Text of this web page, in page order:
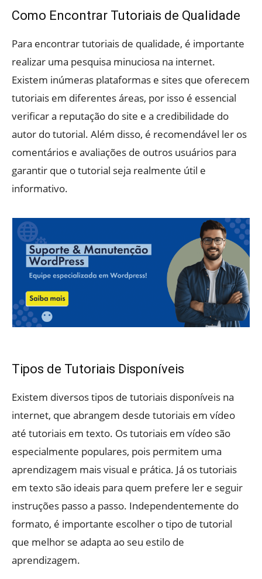
Como Encontrar Tutoriais de Qualidade
Para encontrar tutoriais de qualidade, é importante
realizar uma pesquisa minuciosa na internet.
Existem inúmeras plataformas e sites que oferecem
tutoriais em diferentes áreas, por isso é essencial
verificar a reputação do site e a credibilidade do
autor do tutorial. Além disso, é recomendável ler os
comentários e avaliações de outros usuários para
garantir que o tutorial seja realmente útil e
informativo.
Tipos de Tutoriais Disponíveis
Existem diversos tipos de tutoriais disponíveis na
internet, que abrangem desde tutoriais em vídeo
até tutoriais em texto. Os tutoriais em vídeo são
especialmente populares, pois permitem uma
aprendizagem mais visual e prática. Já os tutoriais
em texto são ideais para quem prefere ler e seguir
instruções passo a passo. Independentemente do
formato, é importante escolher o tipo de tutorial
que melhor se adapta ao seu estilo de
aprendizagem.